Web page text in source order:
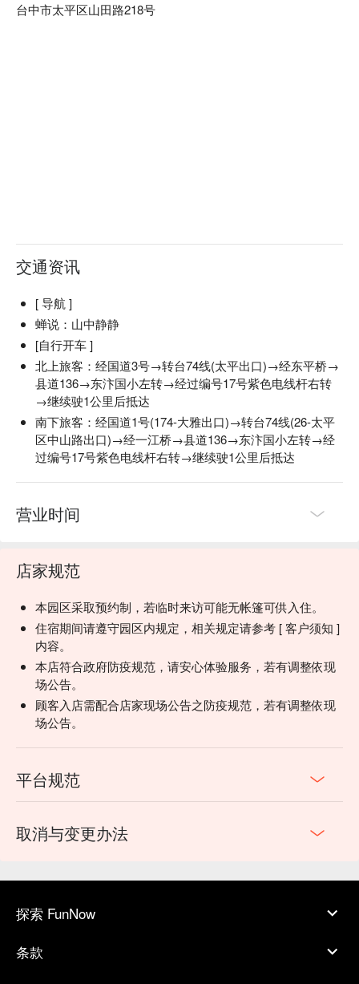
✦ 活動亮點｜限定野餐冰茶組：嚴選8款特色茶點，搭配太平
區在地水果酵素、杉林溪高山茶與知名品牌甜點、南投在地烏
龍茶手製茶酥，甜而不膩、清爽解暑。
✦ 活動亮點｜加購寵物專屬野餐：家長開吃，毛孩也不能缺
作，推出
，從點心到擺盤都為牠們量身打造。
台中市太平区山田路218号
交通资讯
[ 导航 ]
蝉说：山中静静
[自行开车 ]
北上旅客：经国道3号→转台74线(太平出口)→经东平桥→
县道136→东汴国小左转→经过编号17号紫色电线杆右转
→继续驶1公里后抵达
南下旅客：经国道1号(174-大雅出口)→转台74线(26-太平
区中山路出口)→经一江桥→县道136→东汴国小左转→经
过编号17号紫色电线杆右转→继续驶1公里后抵达
营业时间
店家规范
本园区采取预约制，若临时来访可能无帐篷可供入住。
住宿期间请遵守园区内规定，相关规定请参考 [ 客户须知 ]
内容。
本店符合政府防疫规范，请安心体验服务，若有调整依现
场公告。
顾客入店需配合店家现场公告之防疫规范，若有调整依现
场公告。
平台规范
取消与变更办法
探索 FunNow
条款